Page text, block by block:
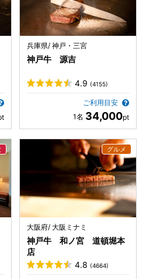
兵庫県/ 神戸・三宮
神戸牛 源吉
4.9 (4155)
ご利用目安
34,000
大阪府/ 大阪ミナミ
神戸牛 和ノ宮 道頓堀本
店
4.8 (4664)